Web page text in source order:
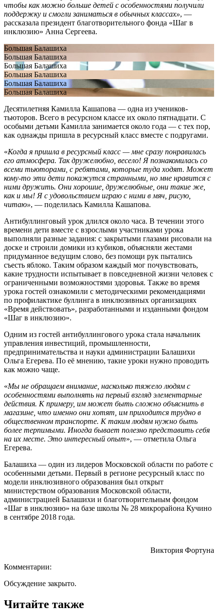
чтобы как можно больше детей с особенностями получили
поддержку и смогли заниматься в обычных классах», —
рассказала президент благотворительного фонда «Шаг в
инклюзию» Анна Сергеева.
Большая Балашиха
Большая Балашиха
Большая Балашиха
Большая Балашиха
Большая Балашиха
Большая Балашиха
Десятилетняя Камилла Кашапова — одна из учеников-
тьюторов. Всего в ресурсном классе их около пятнадцати. С
особыми детьми Камилла занимается около года — с тех пор,
как однажды пришла в ресурсный класс вместе с подругами.
«Когда я пришла в ресурсный класс — мне сразу понравилась
его атмосфера. Так дружелюбно, весело! Я познакомилась со
всеми тьюторами, с ребятами, которые туда ходят. Может
кому-то эти дети покажутся странными, но мне нравится с
ними дружить. Они хорошие, дружелюбные, они такие же,
как и мы! Я с удовольствием играю с ними в мяч, рисую,
читаю», — поделилась Камилла Кашапова.
Антибуллинговый урок длился около часа. В течении этого
времени дети вместе с взрослыми участниками урока
выполняли разные задания: с закрытыми глазами рисовали на
доске и строили домики из кубиков, объясняли жестами
придуманное ведущим слово, без помощи рук пытались
съесть яблоко. Таким образом каждый мог почувствовать,
какие трудности испытывает в повседневной жизни человек с
ограниченными возможностями здоровья. Также во время
урока гостей ознакомили с методическими рекомендациями
по профилактике буллинга в инклюзивных организациях
«Время действовать», разработанными и изданными фондом
«Шаг в инклюзию».
Одним из гостей антибуллингового урока стала начальник
управления инвестиций, промышленности,
предпринимательства и науки администрации Балашихи
Ольга Егерева. По её мнению, такие уроки нужно проводить
как можно чаще.
«Мы не обращаем внимание, насколько тяжело людям с
особенностями выполнять на первый взгляд элементарные
действия. К примеру, им может быть сложно объяснить в
магазине, что именно они хотят, им приходится трудно в
общественном транспорте. К таким людям нужно быть
более терпимыми. Иногда бывает полезно представить себя
на их месте. Это интересный опыт», — отметила Ольга
Егерева.
Балашиха — один из лидеров Московской области по работе с
особенными детьми. Первый в регионе ресурсный класс по
модели инклюзивного образования был открыт
министерством образования Московской области,
администрацией Балашихи и благотворительным фондом
«Шаг в инклюзию» на базе школы № 28 микрорайона Кучино
в сентябре 2018 года.
Виктория Фортуна
Комментарии:
Обсуждение закрыто.
Читайте также